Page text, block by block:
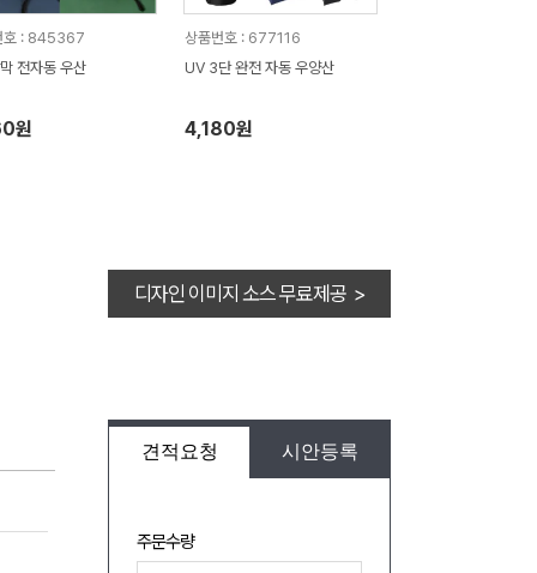
호 : 845367
전자동 우산
원
상품번호 : 677116
UV 3단 완전 자동 우양산
4,180원
디자인 이미지 소스 무료제공 >
견적요청 시안등록
주문수량